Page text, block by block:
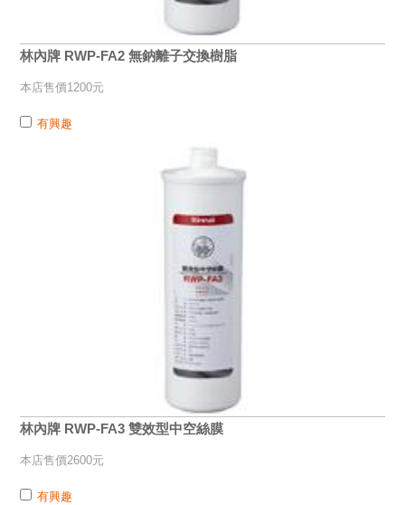
林內牌 RWP-FA2 無鈉離子交換樹脂
本店售價1200元
有興趣
林內牌 RWP-FA3 雙效型中空絲膜
本店售價2600元
有興趣